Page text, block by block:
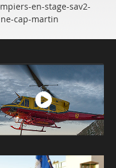
en-stage-sav2-
cap-martin